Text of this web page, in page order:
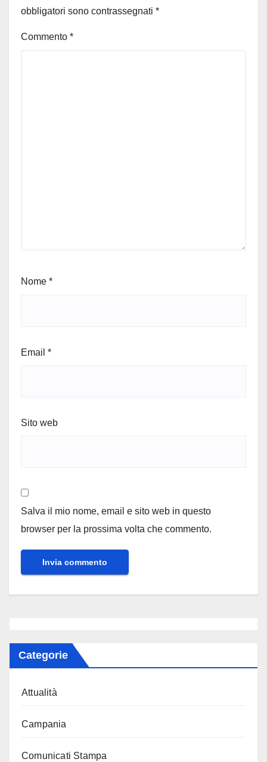
obbligatori sono contrassegnati *
Commento *
Nome *
Email *
Sito web
Salva il mio nome, email e sito web in questo
browser per la prossima volta che commento.
Categorie
Attualità
Campania
Comunicati Stampa